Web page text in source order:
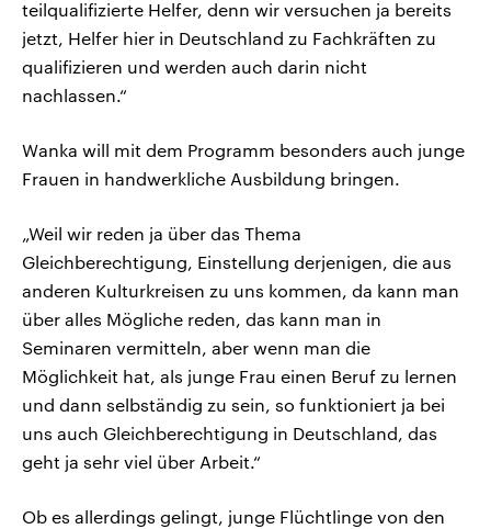
teilqualifizierte Helfer, denn wir versuchen ja bereits
jetzt, Helfer hier in Deutschland zu Fachkräften zu
qualifizieren und werden auch darin nicht
nachlassen.“
Wanka will mit dem Programm besonders auch junge
Frauen in handwerkliche Ausbildung bringen.
„Weil wir reden ja über das Thema
Gleichberechtigung, Einstellung derjenigen, die aus
anderen Kulturkreisen zu uns kommen, da kann man
über alles Mögliche reden, das kann man in
Seminaren vermitteln, aber wenn man die
Möglichkeit hat, als junge Frau einen Beruf zu lernen
und dann selbständig zu sein, so funktioniert ja bei
uns auch Gleichberechtigung in Deutschland, das
geht ja sehr viel über Arbeit.“
Ob es allerdings gelingt, junge Flüchtlinge von den